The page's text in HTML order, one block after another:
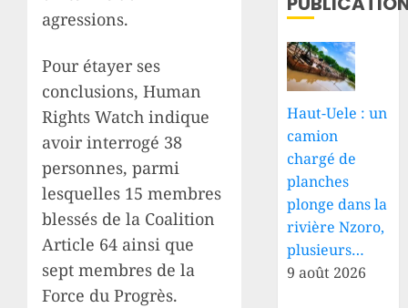
agressions.
Pour étayer ses
conclusions, Human
Rights Watch indique
avoir interrogé 38
personnes, parmi
lesquelles 15 membres
blessés de la Coalition
Article 64 ainsi que
sept membres de la
Force du Progrès.
Haut-Uele : un
camion
chargé de
planches
plonge dans la
rivière Nzoro,
plusieurs…
9 août 2026